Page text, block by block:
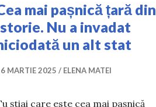
mai pașnică țară din
Nu a invadat
un alt stat
MARTIE 2025 ELENA MATEI
știai care este cea mai pașnică